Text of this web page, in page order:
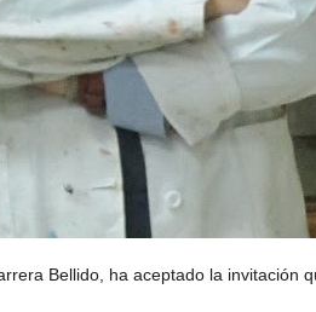
Bellido, ha aceptado la